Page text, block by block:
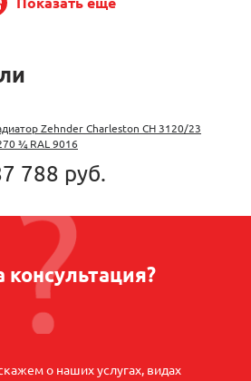
Zehnder Charleston CH 3120/23
¾ RAL 9016
788 руб.
о наших услугах, видах